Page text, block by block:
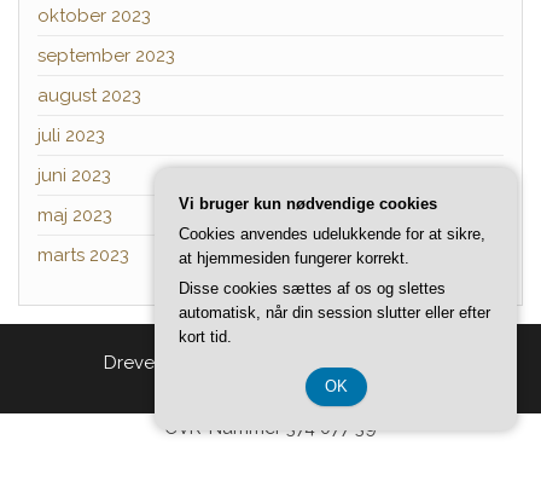
oktober 2023
september 2023
august 2023
juli 2023
juni 2023
maj 2023
marts 2023
Drevet af Tema:Head Blog
CVR-Nummer 374 077 39
Vi bruger kun nødvendige cookies
Cookies anvendes udelukkende for at sikre,
at hjemmesiden fungerer korrekt.
Disse cookies sættes af os og slettes
automatisk, når din session slutter eller efter
kort tid.
OK